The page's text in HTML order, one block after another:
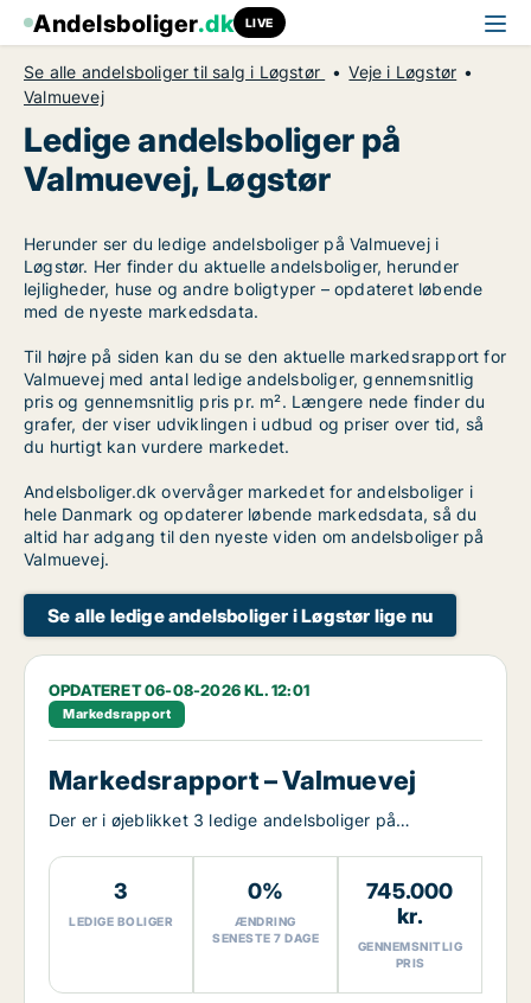
Andelsboliger.dk LIVE
Se alle andelsboliger til salg i Løgstør
Veje i Løgstør
Valmuevej
Ledige andelsboliger på
Valmuevej, Løgstør
Herunder ser du ledige andelsboliger på Valmuevej i
Løgstør. Her finder du aktuelle andelsboliger, herunder
lejligheder, huse og andre boligtyper – opdateret løbende
med de nyeste markedsdata.
Til højre på siden kan du se den aktuelle markedsrapport for
Valmuevej med antal ledige andelsboliger, gennemsnitlig
pris og gennemsnitlig pris pr. m². Længere nede finder du
grafer, der viser udviklingen i udbud og priser over tid, så
du hurtigt kan vurdere markedet.
Andelsboliger.dk overvåger markedet for andelsboliger i
hele Danmark og opdaterer løbende markedsdata, så du
altid har adgang til den nyeste viden om andelsboliger på
Valmuevej.
Se alle ledige andelsboliger i Løgstør lige nu
OPDATERET 06-08-2026 KL. 12:01
Markedsrapport
Markedsrapport – Valmuevej
Der er i øjeblikket 3 ledige andelsboliger på
3
LEDIGE BOLIGER
0%
ÆNDRING
SENESTE 7 DAGE
745.000
kr.
GENNEMSNITLIG
PRIS